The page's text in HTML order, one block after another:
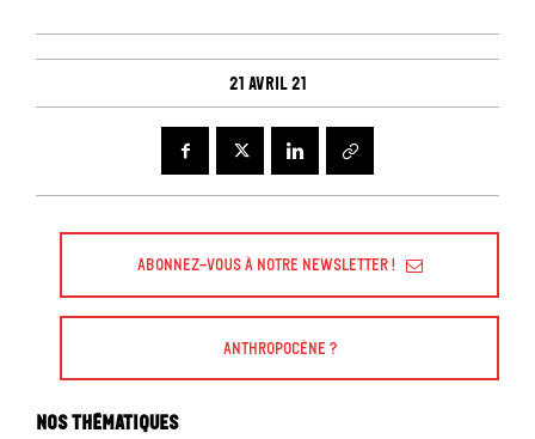
21 avril 21
Abonnez-vous à Notre Newsletter !
Anthropocène ?
Nos thématiques